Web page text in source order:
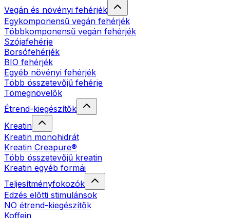
Vegán és növényi fehérjék
Egykomponensű vegán fehérjék
Többkomponensű vegán fehérjék
Szójafehérje
Borsófehérjék
BIO fehérjék
Egyéb növényi fehérjék
Több összetevőjű fehérje
Tömegnövelők
Étrend-kiegészítők
Kreatin
Kreatin monohidrát
Kreatin Creapure®
Több összetevőjű kreatin
Kreatin egyéb formái
Teljesítményfokozók
Edzés előtti stimulánsok
NO étrend-kiegészítők
Koffein